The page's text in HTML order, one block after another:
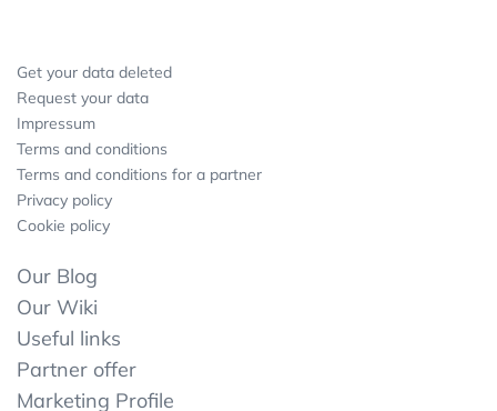
Get your data deleted
Request your data
Impressum
Terms and conditions
Terms and conditions for a partner
Privacy policy
Cookie policy
Our Blog
Our Wiki
Useful links
Partner offer
Marketing Profile